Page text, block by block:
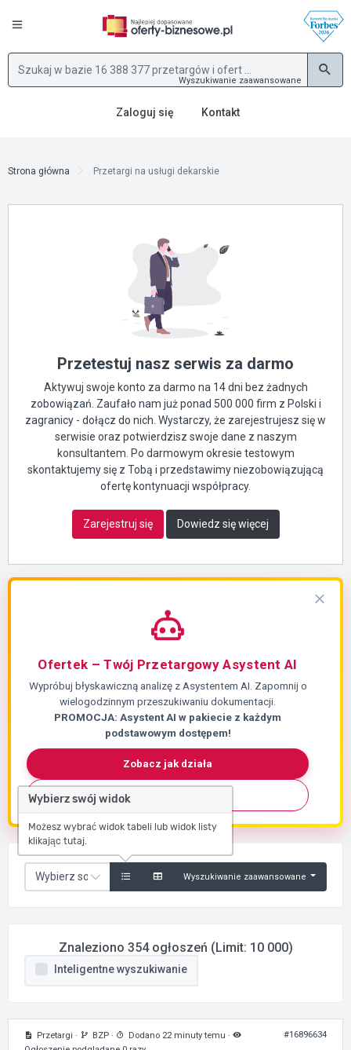
Wyszukiwanie zaawansowane
Zaloguj się Kontakt
Strona główna Przetargi na usługi dekarskie
Przetestuj nasz serwis za darmo
Aktywuj swoje konto za darmo na 14 dni bez żadnych
zobowiązań. Zaufało nam już ponad 500 000 firm z Polski i
zagranicy - dołącz do nich. Wystarczy, że zarejestrujesz się w
serwisie oraz potwierdzisz swoje dane z naszym
konsultantem. Po darmowym okresie testowym
skontaktujemy się z Tobą i przedstawimy niezobowiązującą
ofertę kontynuacji współpracy.
Zarejestruj się Dowiedz się więcej
Ofertek – Twój Przetargowy Asystent AI
Wypróbuj błyskawiczną analizę z Asystentem AI. Zapomnij o
wielogodzinnym przeszukiwaniu dokumentacji.
PROMOCJA: Asystent AI w pakiecie z każdym
podstawowym dostępem!
Zobacz jak działa
Wyszukiwanie zaawansowane
Znaleziono 354 ogłoszeń (Limit: 10 000)
Inteligentne wyszukiwanie
Przetargi · BZP · Dodano 22 minuty temu ·
#16896634
Wybierz swój widok
Możesz wybrać widok tabeli lub widok listy
klikając tutaj.